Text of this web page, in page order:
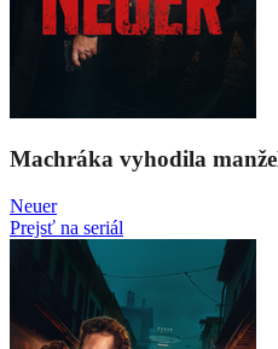
Machráka vyhodila
Neuer
Prejsť na seriál